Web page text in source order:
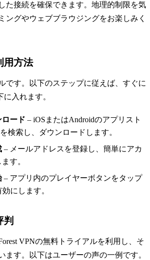
た接続を確保できます。地理的制限を気
ングやウェブブラウジングをお楽しみく
用方法
です。以下のステップに従えば、すぐに
に入れます。
ロード – iOSまたはAndroidのアプリスト
検索し、ダウンロードします。
– メールアドレスを登録し、簡単にアカ
す。
– アプリ内のプレイヤーボタンをタップ
にします。
判
VPNの無料トライアルを利用し、そ
ます。以下はユーザーの声の一例です。